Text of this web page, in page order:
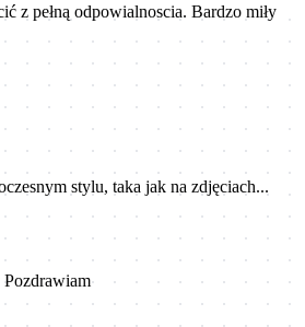
z pełną odpowialnoscia. Bardzo miły
stylu, taka jak na zdjęciach...
Pozdrawiam